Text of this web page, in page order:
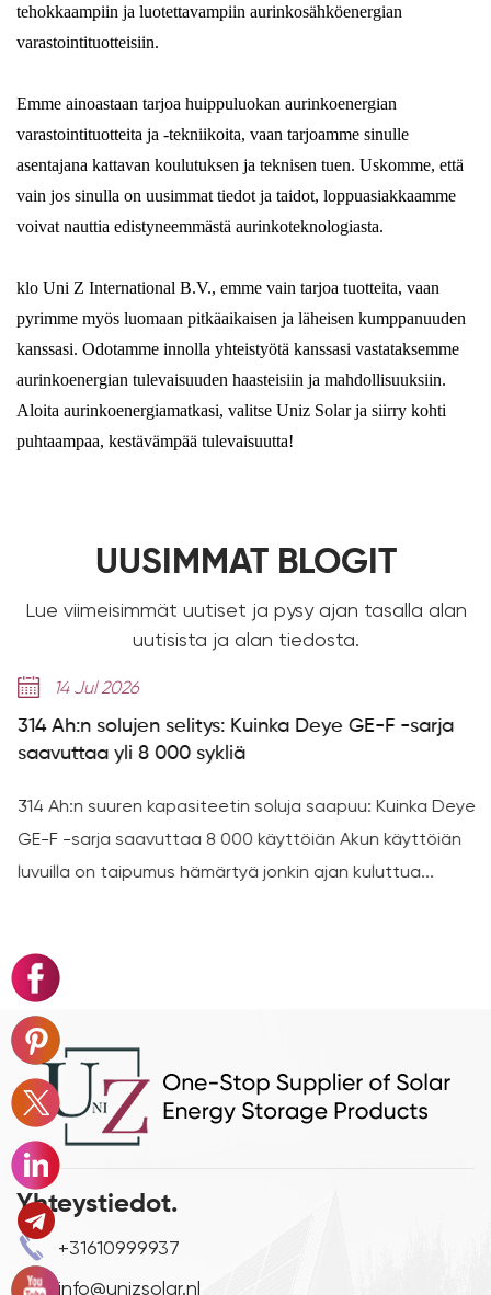
tehokkaampiin ja luotettavampiin aurinkosähköenergian
varastointituotteisiin.
Emme ainoastaan ​​tarjoa huippuluokan aurinkoenergian
varastointituotteita ja -tekniikoita, vaan tarjoamme sinulle
asentajana kattavan koulutuksen ja teknisen tuen. Uskomme, että
vain jos sinulla on uusimmat tiedot ja taidot, loppuasiakkaamme
voivat nauttia edistyneemmästä aurinkoteknologiasta.
klo Uni Z International B.V., emme vain tarjoa tuotteita, vaan
pyrimme myös luomaan pitkäaikaisen ja läheisen kumppanuuden
kanssasi. Odotamme innolla yhteistyötä kanssasi vastataksemme
aurinkoenergian tulevaisuuden haasteisiin ja mahdollisuuksiin.
Aloita aurinkoenergiamatkasi, valitse Uniz Solar ja siirry kohti
puhtaampaa, kestävämpää tulevaisuutta!
UUSIMMAT BLOGIT
Lue viimeisimmät uutiset ja pysy ajan tasalla alan
uutisista ja alan tiedosta.
14 Jul 2026
314 Ah:n solujen selitys: Kuinka Deye GE-F -sarja
saavuttaa yli 8 000 sykliä
314 Ah:n suuren kapasiteetin soluja saapuu: Kuinka Deye
GE-F -sarja saavuttaa 8 000 käyttöiän Akun käyttöiän
luvuilla on taipumus hämärtyä jonkin ajan kuluttua...
Yhteystiedot.
+31610999937
info@unizsolar.nl